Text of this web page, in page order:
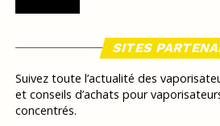
SITES
Suivez toute l’actualité des
et conseils d’achats pour
concentrés.